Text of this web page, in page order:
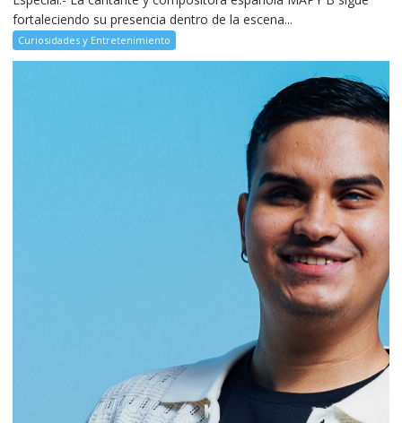
fortaleciendo su presencia dentro de la escena...
Curiosidades y Entretenimiento